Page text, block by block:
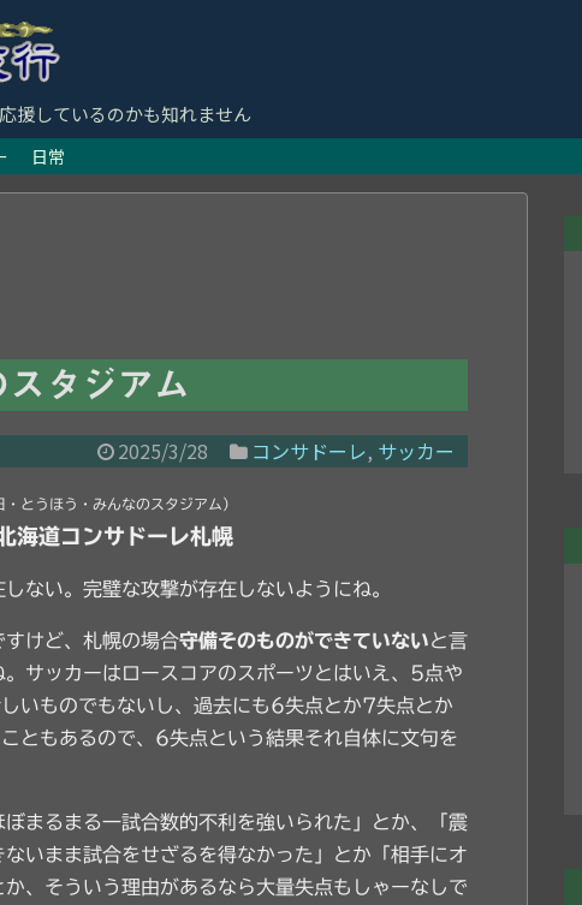
援しているのかも知れません
日常
タジアム
2025/3/28 コンサドーレ, サッカー
うほう・みんなのスタジアム）
道コンサドーレ札幌
ない。完璧な攻撃が存在しないようにね。
けど、札幌の場合守備そのものができていないと言
サッカーはロースコアのスポーツとはいえ、5点や
いものでもないし、過去にも6失点とか7失点とか
ともあるので、6失点という結果それ自体に文句を
ぼまるまる一試合数的不利を強いられた」とか、「震
いまま試合をせざるを得なかった」とか「相手にオ
、そういう理由があるなら大量失点もしゃーなしで